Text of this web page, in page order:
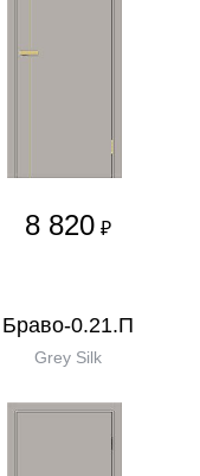
8 820 ₽
Браво-0.21.П
Grey Silk